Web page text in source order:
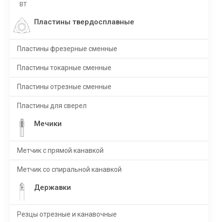
BT
Пластины твердосплавные
Пластины фрезерные сменные
Пластины токарные сменные
Пластины отрезные сменные
Пластины для сверел
Мечики
Метчик с прямой канавкой
Метчик со спиральной канавкой
Державки
Резцы отрезные и канавочные